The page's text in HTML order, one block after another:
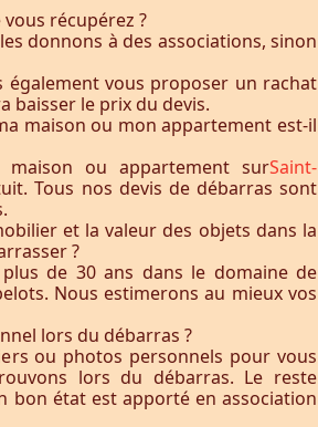
récupérez ?
donnons à des associations, sinon
également vous proposer un rachat
baisser le prix du devis.
maison ou mon appartement est-il
ou appartement surSaint-
Tous nos devis de débarras sont
et la valeur des objets dans la
?
de 30 ans dans le domaine de
Nous estimerons au mieux vos
lors du débarras ?
ou photos personnels pour vous
lors du débarras. Le reste
bon état est apporté en association